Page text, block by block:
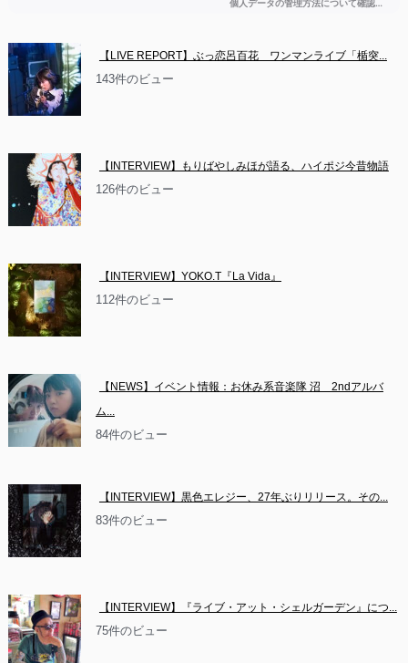
【LIVE REPORT】ぶっ恋呂百花　ワンマンライブ「楯突...
143件のビュー
【INTERVIEW】もりばやしみほが語る、ハイポジ今昔物語
126件のビュー
【INTERVIEW】YOKO.T『La Vida』
112件のビュー
【NEWS】イベント情報：お休み系音楽隊 沼　2ndアルバ
ム...
84件のビュー
【INTERVIEW】黒色エレジー、27年ぶりリリース。その...
83件のビュー
【INTERVIEW】『ライブ・アット・シェルガーデン』につ...
75件のビュー